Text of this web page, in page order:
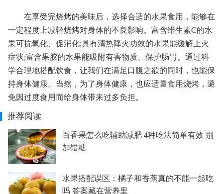
在享受完烧烤的美味后，选择合适的水果食用，能够在
一定程度上减轻烧烤对身体的不良影响。富含维生素C的水
果可抗氧化、促消化;具有清热降火功效的水果能缓解上火
症状;富含果胶的水果能吸附有害物质、保护肠胃。通过科
学合理地搭配饮食，让我们在满足口腹之欲的同时，也能保
持身体健康。当然，为了身体健康，也应适量食用烧烤，避
免因过度食用而给身体带来过多负担。
推荐阅读
百香果怎么吃辅助减肥 4种吃法简单有效 别
加错糖
水果搭配误区：橘子和香蕉真的不能一起吃
吗 答案藏在营养里